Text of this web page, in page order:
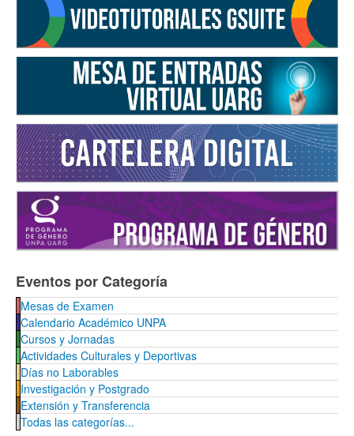
Eventos por Categoría
Mesas de Examen
Calendario Académico UNPA
Cursos y Jornadas
Actividades Culturales y Deportivas
Días no Laborables
Investigación y Postgrado
Extensión y Transferencia
Todas las categorías...